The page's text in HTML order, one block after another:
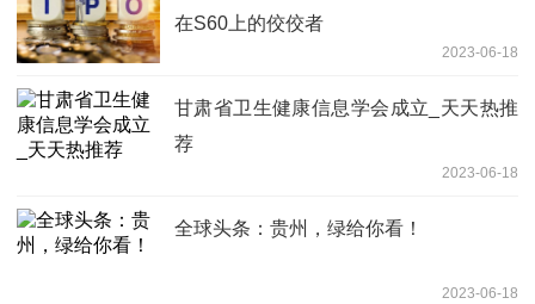
在S60上的佼佼者
2023-06-18
甘肃省卫生健康信息学会成立_天天热推
荐
2023-06-18
全球头条：贵州，绿给你看！
2023-06-18